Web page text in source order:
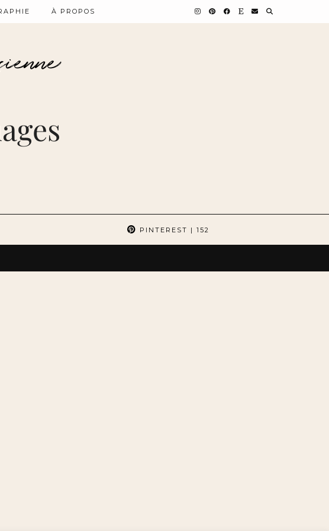
À PROPOS
PINTEREST | 152